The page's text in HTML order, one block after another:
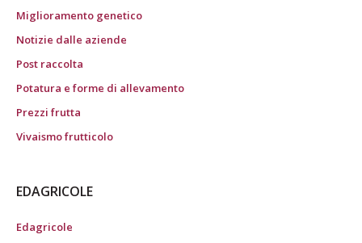
Miglioramento genetico
Notizie dalle aziende
Post raccolta
Potatura e forme di allevamento
Prezzi frutta
Vivaismo frutticolo
EDAGRICOLE
Edagricole